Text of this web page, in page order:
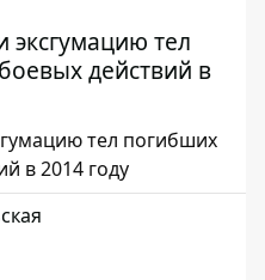
эксгумацию тел
действий в
тел погибших
в 2014 году